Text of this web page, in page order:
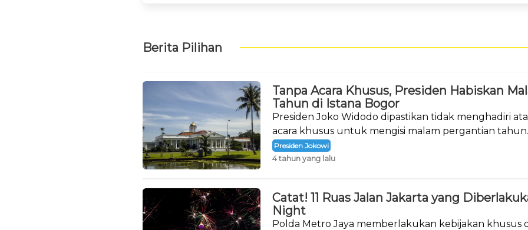
Berita Pilihan
Tanpa Acara Khusus, Presiden Habiskan
Tahun di Istana Bogor
Presiden Joko Widodo dipastikan tidak menghadiri
acara khusus untuk mengisi malam pergantian tahun.
Presiden Jokowi
4 tahun yang lalu
Catat! 11 Ruas Jalan Jakarta yang
Night
Polda Metro Jaya memberlakukan kebijakan khusus